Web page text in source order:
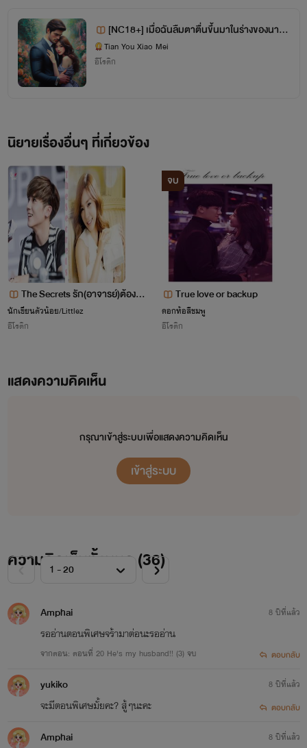
[NC18+] เมื่อฉันลืมตาตื่นขึ้นมาในร่างของนางร้
าย
Tian You Xiao Mei
อีโรติก
นิยายเรื่องอื่นๆ ที่เกี่ยวข้อง
The Secrets รัก(อาจารย์)ต้องห้
าม
นักเขียนตัวน้อย/Littlez
อีโรติก
จบ
True love or backup
ดอกท้อสีชมพู
อีโรติก
แสดงความคิดเห็น
กรุณาเข้าสู่ระบบเพื่อแสดงความคิดเห็น
เข้าสู่ระบบ
ความคิดเห็นทั้งหมด (36)
Amphai
รออ่านตอนพิเศษจร้ามาต่อนะรออ่าน
จากตอน: ตอนที่ 20 He's my husband!! (3) จบ
8 ปีที่แล้ว
ตอบกลับ
yukiko
จะมีตอนพิเศษมั้ยคะ? สู้ๆนะคะ
8 ปีที่แล้ว
ตอบกลับ
Amphai 8 ปีที่แล้ว